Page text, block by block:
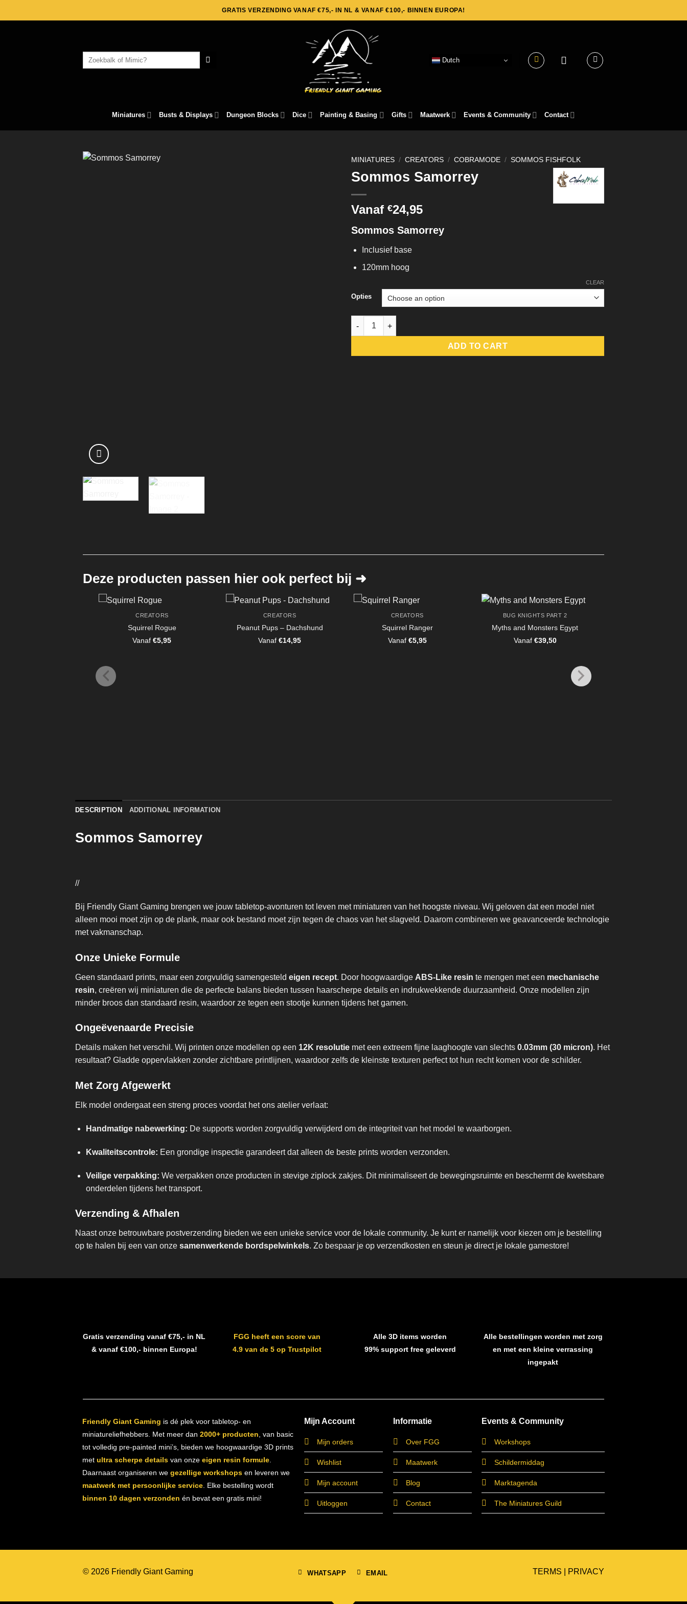
to
GRATIS VERZENDING VANAF €75,- IN NL & VANAF €100,- BINNEN EUROPA!
Search
Dutch
Miniatures Busts & Displays Dungeon Blocks Dice Painting & Basing Gifts Maatwerk Events & Community Contact
MINIATURES / CREATORS / COBRAMODE / SOMMOS FISHFOLK
Sommos Samorrey
Vanaf €24,95
Sommos Samorrey
Inclusief base
120mm hoog
Opties
CLEAR
Sommos Samorrey quantity
ADD TO CART
Deze producten passen hier ook perfect bij ➜
CREATORS
Squirrel Rogue
Vanaf€5,95
CREATORS
Peanut Pups – Dachshund
Vanaf€14,95
CREATORS
Squirrel Ranger
Vanaf €5,95
BUG KNIGHTS PART 2
Myths and Monsters Egypt
Vanaf €39,50
DESCRIPTION ADDITIONAL INFORMATION
Sommos Samorrey
//
Bij Friendly Giant Gaming brengen we jouw tabletop-avonturen tot leven met miniaturen van het hoogste niveau. Wij geloven dat een model niet
alleen mooi moet zijn op de plank, maar ook bestand moet zijn tegen de chaos van het slagveld. Daarom combineren we geavanceerde technologie
met vakmanschap.
Onze Unieke Formule
Geen standaard prints, maar een zorgvuldig samengesteld eigen recept. Door hoogwaardige ABS-Like resin te mengen met een mechanische
resin, creëren wij miniaturen die de perfecte balans bieden tussen haarscherpe details en indrukwekkende duurzaamheid. Onze modellen zijn
minder broos dan standaard resin, waardoor ze tegen een stootje kunnen tijdens het gamen.
Ongeëvenaarde Precisie
Details maken het verschil. Wij printen onze modellen op een 12K resolutie met een extreem fijne laaghoogte van slechts 0.03mm (30 micron). Het
resultaat? Gladde oppervlakken zonder zichtbare printlijnen, waardoor zelfs de kleinste texturen perfect tot hun recht komen voor de schilder.
Met Zorg Afgewerkt
Elk model ondergaat een streng proces voordat het ons atelier verlaat:
Handmatige nabewerking: De supports worden zorgvuldig verwijderd om de integriteit van het model te waarborgen.
Kwaliteitscontrole: Een grondige inspectie garandeert dat alleen de beste prints worden verzonden.
Veilige verpakking: We verpakken onze producten in stevige ziplock zakjes. Dit minimaliseert de bewegingsruimte en beschermt de kwetsbare
onderdelen tijdens het transport.
Verzending & Afhalen
Naast onze betrouwbare postverzending bieden we een unieke service voor de lokale community. Je kunt er namelijk voor kiezen om je bestelling
op te halen bij een van onze samenwerkende bordspelwinkels. Zo bespaar je op verzendkosten en steun je direct je lokale gamestore!
Gratis verzending vanaf €75,- in NL
& vanaf €100,- binnen Europa!
FGG heeft een score van
4.9 van de 5 op Trustpilot
Alle 3D items worden
99% support free geleverd
Alle bestellingen worden met zorg
en met een kleine verrassing
ingepakt
Friendly Giant Gaming is dé plek voor tabletop- en
miniatureliefhebbers. Met meer dan 2000+ producten, van basic
tot volledig pre-painted mini’s, bieden we hoogwaardige 3D prints
met ultra scherpe detailsvan onze eigen resin formule.
Daarnaast organiseren we gezellige workshopsen leveren we
maatwerk met persoonlijke service. Elke bestelling wordt
binnen 10 dagen verzonden én bevat een gratis mini!
Mijn Account
Mijn orders
Wishlist
Mijn account
Uitloggen
Informatie
Over FGG
Maatwerk
Blog
Contact
Events & Community
Workshops
Schildermiddag
Marktagenda
The Miniatures Guild
© 2026 Friendly Giant Gaming WHATSAPP EMAIL TERMS PRIVACY